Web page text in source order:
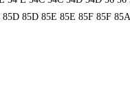
85D 85D 85E 85E 85F 85F 85А